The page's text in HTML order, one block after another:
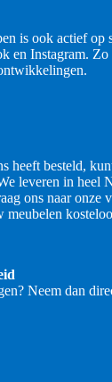
is ook actief op
en Instagram.
heeft besteld,
leveren in heel
ons naar onze
meubelen
Neem dan